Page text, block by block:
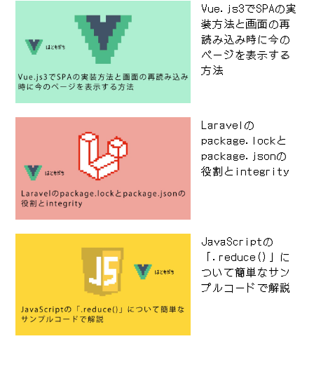
Vue.js3でSPAの実
装方法と画面の再
読み込み時に今の
ページを表示する
方法
Laravelの
package.lockと
package.jsonの
役割とintegrity
JavaScriptの
「.reduce()」に
ついて簡単なサン
プルコードで解説